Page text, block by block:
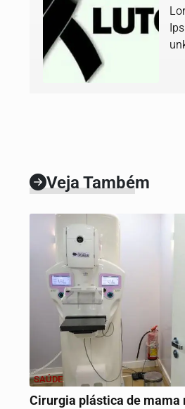
Veja Também
SAÚDE
Cirurgia plástica de mama